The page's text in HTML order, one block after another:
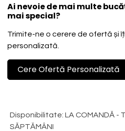
Ai nevoie de mai multe
mai special?
Trimite-ne o cerere de ofertă și
personalizată.
Cere Ofertă Personalizată
Disponibilitate: LA COMANDĂ -
SĂPTĂMÂNI